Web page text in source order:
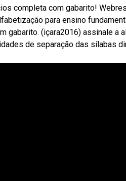
completa com gabarito!
para ensino
gabarito. (içara2016) assinale a
de separação das sílabas